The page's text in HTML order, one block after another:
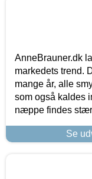
AnneBrauner.dk
markedets trend.
mange år, alle
som også kaldes
næppe findes
Se